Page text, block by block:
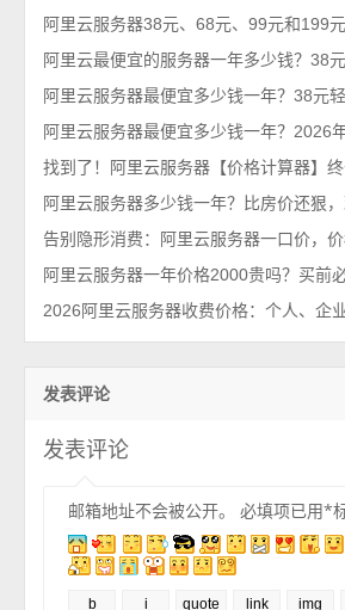
阿里云服务器一年价格2000贵吗？买前
发表评论
发表评论
邮箱地址不会被公开。 必填项已用*